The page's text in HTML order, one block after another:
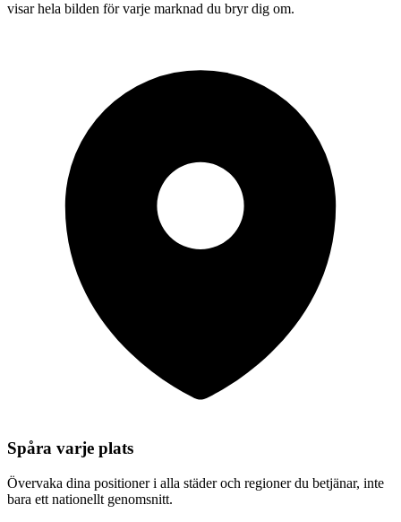
Manhattan water heaters repair
visar hela bilden för varje marknad du bryr dig om.
Spåra varje plats
Övervaka dina positioner i alla städer och regioner du betjänar, inte
bara ett nationellt genomsnitt.